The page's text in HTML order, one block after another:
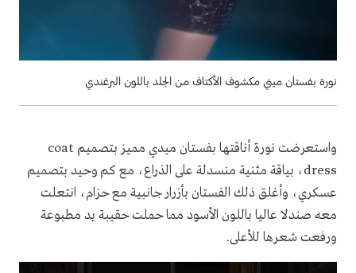
نورة بفستان ميني مكشوف الأكتاف من الجلد باللون البرغندي
واستعرضت نورة أناقتها بفستان ميدي مميز بتصميم coat
dress، بياقة مثنية منسدلة على الذراع، مع كم وحيد بتصميم
عسكري، وأغلق ذلك الفستان بأزرار جانبية مع حزام، انتعلت
معه صندلا عاليا باللون الأسود مما حملت حقيبة يد مطبوعة
ورفعت شعرها للأعلى.